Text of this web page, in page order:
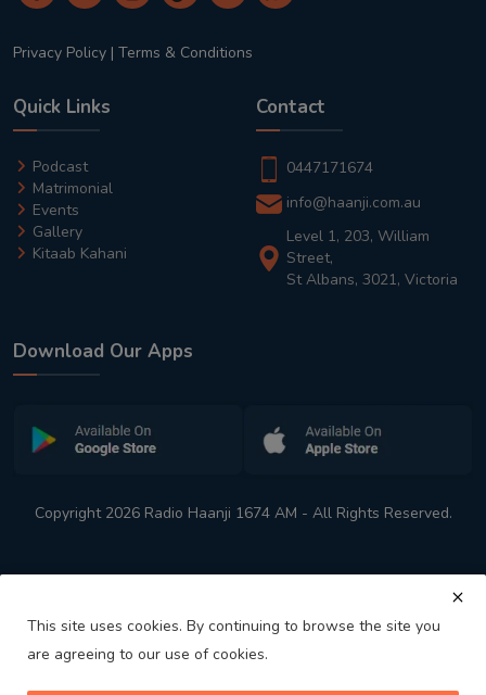
Privacy Policy | Terms & Conditions
Quick Links
Podcast
Matrimonial
Events
Gallery
Kitaab Kahani
Contact
0447171674
info@haanji.com.au
Level 1, 203, William
Street,
St Albans, 3021, Victoria
Download Our Apps
Copyright 2026 Radio Haanji 1674 AM - All Rights Reserved.
This site uses cookies. By continuing to browse the site you
are agreeing to our use of cookies.